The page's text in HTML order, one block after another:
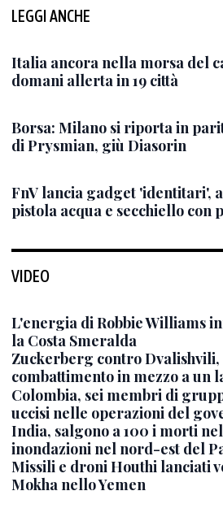
LEGGI ANCHE
Italia ancora nella morsa del
domani allerta in 19 città
Borsa: Milano si riporta in
di Prysmian, giù Diasorin
FnV lancia gadget 'identitari',
pistola acqua e secchiello con
VIDEO
L'energia di Robbie Williams
la Costa Smeralda
Zuckerberg contro
combattimento in mezzo a un
Colombia, sei membri di
uccisi nelle operazioni del
India, salgono a 100 i morti
inondazioni nel nord-est del
Missili e droni Houthi lanciati
Mokha nello Yemen